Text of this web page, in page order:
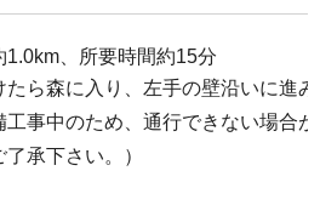
1.0km、所要時間約15分
たら森に入り、左手の壁沿いに進
工事中のため、通行できない場合
承下さい。）